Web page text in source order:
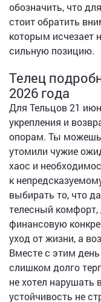
обозначить, что
стоит обратить
которым исчезает
сильную позицию.
Телец
2026 года
Для Тельцов 21
укрепления и
опорам. Ты можешь
утомили чужие
хаос и
к
выбирать то, что
телесный
финансовую
уход от жизни, а
Вместе с этим
слишком долго
не хотел нарушать
устойчивость не